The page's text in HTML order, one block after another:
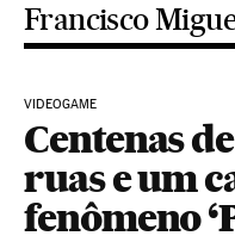
Francisco
VIDEOGAME
Centenas
ruas e um
fenômeno